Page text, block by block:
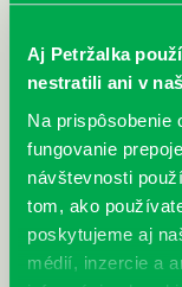
Aj Petržalka
nestratili ani v
Na prispôsobenie
fungovanie
návštevnosti
tom, ako
poskytujeme aj
médií, inzercie a